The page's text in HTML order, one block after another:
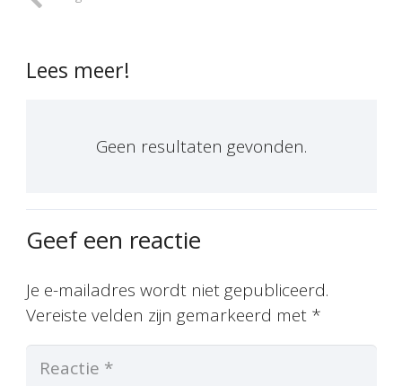
Lees meer!
Geen resultaten gevonden.
Geef een reactie
Je e-mailadres wordt niet gepubliceerd.
Vereiste velden zijn gemarkeerd met *